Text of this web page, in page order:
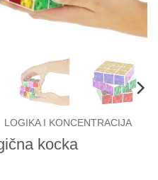
LOGIKA I KONCENTRACIJA
kocka